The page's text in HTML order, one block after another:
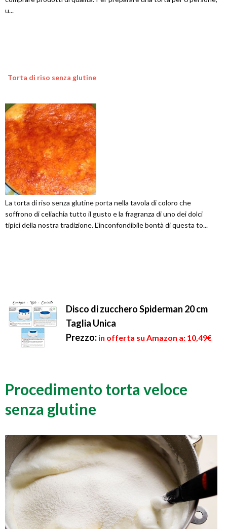
u...
Torta di riso senza glutine
La torta di riso senza glutine porta nella tavola di coloro che
soffrono di celiachia tutto il gusto e la fragranza di uno dei dolci
tipici della nostra tradizione. L'inconfondibile bontà di questa to...
Disco di zucchero Spiderman 20 cm
Taglia Unica
Prezzo: in offerta su Amazon a: 10,49€
Procedimento torta veloce
senza glutine